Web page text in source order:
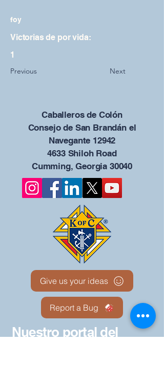
foy
Victorias de por vida:
1
Previous Next
Caballeros de Colón
Consejo de San Brandán el
Navegante 12942
4633 Shiloh Road
Cumming, Georgia 30040
Give us your ideas
Report a Bug
Nuestro portal del